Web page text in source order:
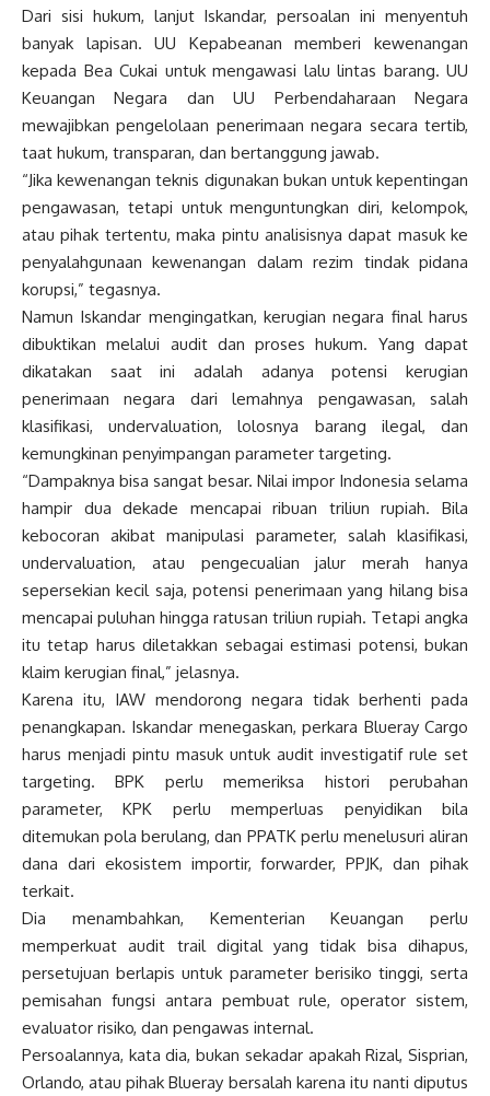
Dari sisi hukum, lanjut Iskandar, persoalan ini menyentuh
banyak lapisan. UU Kepabeanan memberi kewenangan
kepada Bea Cukai untuk mengawasi lalu lintas barang. UU
Keuangan Negara dan UU Perbendaharaan Negara
mewajibkan pengelolaan penerimaan negara secara tertib,
taat hukum, transparan, dan bertanggung jawab.
“Jika kewenangan teknis digunakan bukan untuk kepentingan
pengawasan, tetapi untuk menguntungkan diri, kelompok,
atau pihak tertentu, maka pintu analisisnya dapat masuk ke
penyalahgunaan kewenangan dalam rezim tindak pidana
korupsi,” tegasnya.
Namun Iskandar mengingatkan, kerugian negara final harus
dibuktikan melalui audit dan proses hukum. Yang dapat
dikatakan saat ini adalah adanya potensi kerugian
penerimaan negara dari lemahnya pengawasan, salah
klasifikasi, undervaluation, lolosnya barang ilegal, dan
kemungkinan penyimpangan parameter targeting.
“Dampaknya bisa sangat besar. Nilai impor Indonesia selama
hampir dua dekade mencapai ribuan triliun rupiah. Bila
kebocoran akibat manipulasi parameter, salah klasifikasi,
undervaluation, atau pengecualian jalur merah hanya
sepersekian kecil saja, potensi penerimaan yang hilang bisa
mencapai puluhan hingga ratusan triliun rupiah. Tetapi angka
itu tetap harus diletakkan sebagai estimasi potensi, bukan
klaim kerugian final,” jelasnya.
Karena itu, IAW mendorong negara tidak berhenti pada
penangkapan. Iskandar menegaskan, perkara Blueray Cargo
harus menjadi pintu masuk untuk audit investigatif rule set
targeting. BPK perlu memeriksa histori perubahan
parameter, KPK perlu memperluas penyidikan bila
ditemukan pola berulang, dan PPATK perlu menelusuri aliran
dana dari ekosistem importir, forwarder, PPJK, dan pihak
terkait.
Dia menambahkan, Kementerian Keuangan perlu
memperkuat audit trail digital yang tidak bisa dihapus,
persetujuan berlapis untuk parameter berisiko tinggi, serta
pemisahan fungsi antara pembuat rule, operator sistem,
evaluator risiko, dan pengawas internal.
Persoalannya, kata dia, bukan sekadar apakah Rizal, Sisprian,
Orlando, atau pihak Blueray bersalah karena itu nanti diputus